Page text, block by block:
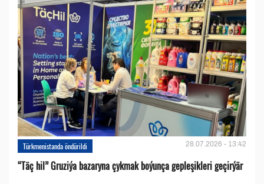
Türkmenistanda öndürildi 28.07.2026 - 13:42
“Täç hil” Gruziýa bazaryna çykmak boýunça gepleşikleri geçirýär